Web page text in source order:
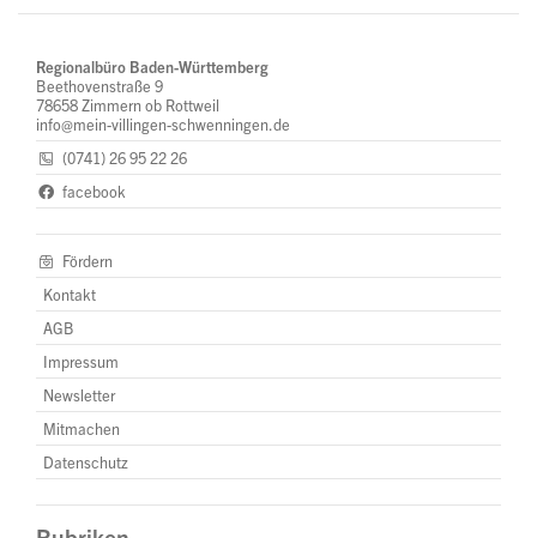
Regionalbüro Baden-Württemberg
Beethovenstraße 9
78658 Zimmern ob Rottweil
info@mein-villingen-schwenningen.de
(0741) 26 95 22 26
facebook
Fördern
Kontakt
AGB
Impressum
Newsletter
Mitmachen
Datenschutz